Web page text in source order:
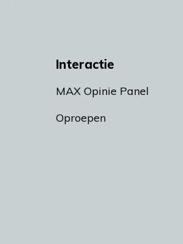
Interactie
MAX Opinie Panel
Oproepen